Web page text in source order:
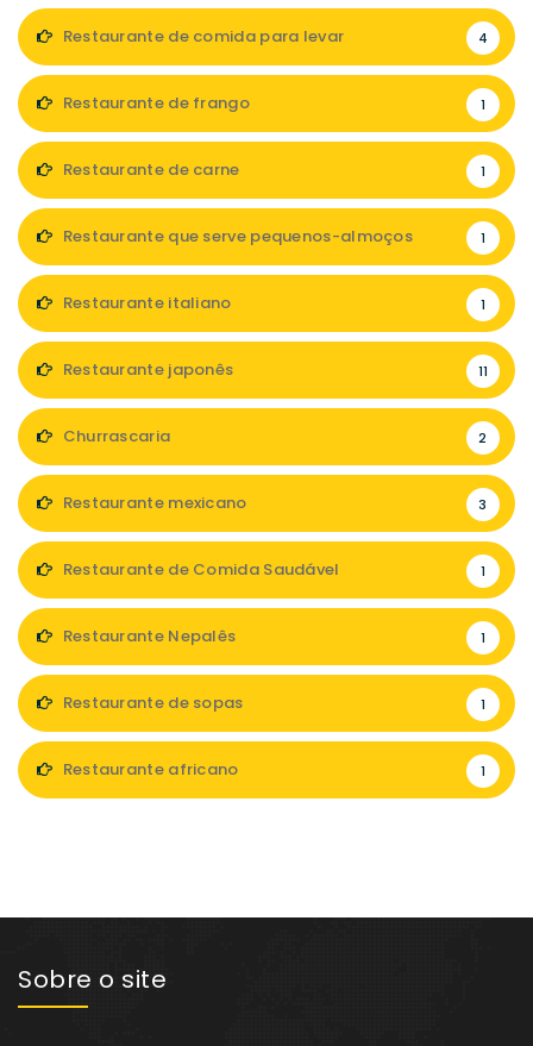
Restaurante de comida para levar 4
Restaurante de frango 1
Restaurante de carne 1
Restaurante que serve pequenos-almoços 1
Restaurante italiano 1
Restaurante japonês 11
Churrascaria 2
Restaurante mexicano 3
Restaurante de Comida Saudável 1
Restaurante Nepalês 1
Restaurante de sopas 1
Restaurante africano 1
Sobre o site